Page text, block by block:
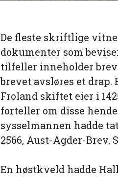
De fleste skriftlige
dokumenter som
tilfeller inneholder
brevet avsløres et drap.
Froland skiftet eier i
forteller om disse
sysselmannen hadde
2566, Aust-Agder-Brev.
En høstkveld hadde